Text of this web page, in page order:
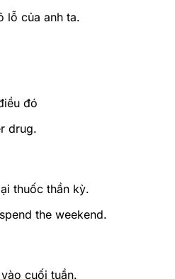
lỗ của anh ta.
đó
drug.
thuốc thần kỳ.
the weekend.
cuối tuần.